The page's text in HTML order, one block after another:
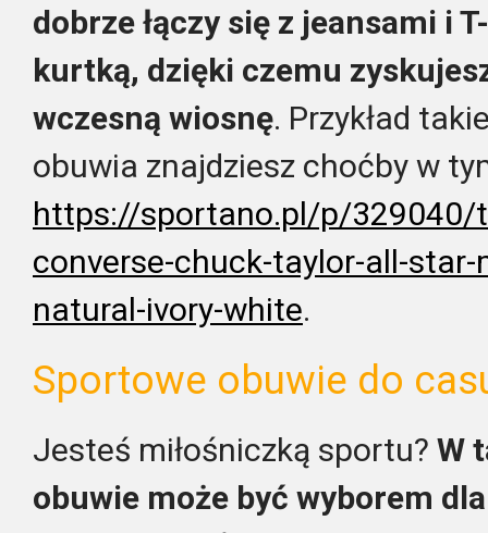
dobrze łączy się z jeansami i
kurtką, dzięki czemu
wczesną wiosnę. Przykład
obuwia znajdziesz choćby w
https://sportano.pl/p/329040/
converse-chuck-taylor-all-
natural-ivory-white.
Sportowe obuwie do
Jesteś miłośniczką sportu? W
obuwie może być wyborem